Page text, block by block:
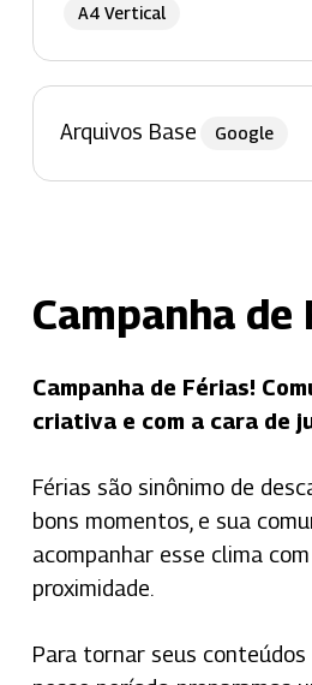
A4 Vertical
Arquivos Base Google
Campanha de
Campanha de Férias!
criativa e com a cara de
Férias são sinônimo de
bons momentos, e sua
acompanhar esse clima
proximidade.
Para tornar seus